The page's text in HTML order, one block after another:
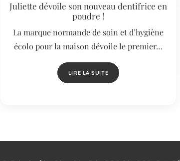
Juliette dévoile son nouveau dentifrice en
poudre !
La marque normande de soin et d’hygiène
écolo pour la maison dévoile le premier…
LIRE LA SUITE